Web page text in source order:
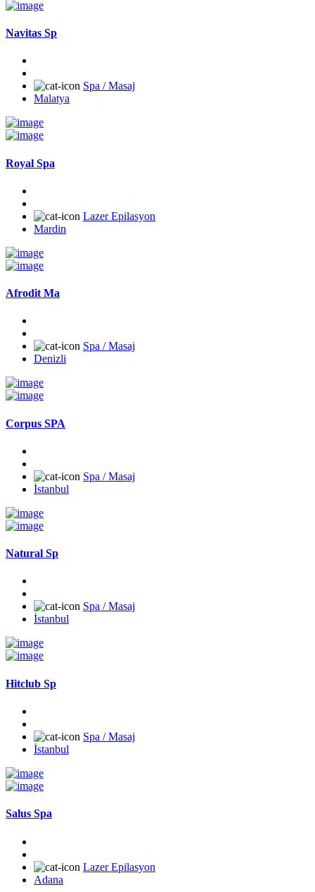
Navitas Sp
Spa / Masaj
Malatya
Royal Spa
Lazer Epilasyon
Mardin
Afrodit Ma
Spa / Masaj
Denizli
Corpus SPA
Spa / Masaj
İstanbul
Natural Sp
Spa / Masaj
İstanbul
Hitclub Sp
Spa / Masaj
İstanbul
Salus Spa
Lazer Epilasyon
Adana